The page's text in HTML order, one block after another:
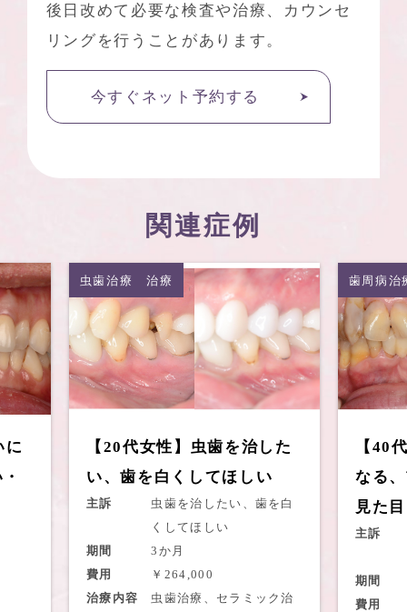
後日改めて必要な検査や治療、カウンセ
リングを行うことがあります。
今すぐネット予約する
関連症例
セラミック治療
虫歯治療
【20代女性】虫歯を治した
い、歯を白くしてほしい
主訴
虫歯を治したい、歯を白
くしてほしい
期間
3か月
費用
￥264,000
治療内容
虫歯治療、セラミック治
セラミッ
歯周病治
【40
なる
見た
主訴
期間
費用